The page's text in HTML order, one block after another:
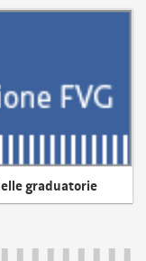
graduatorie